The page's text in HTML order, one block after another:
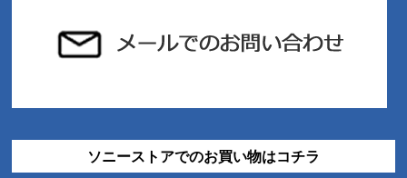
ソニーストアでのお買い物はコチラ